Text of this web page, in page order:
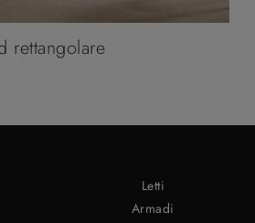
rettangolare
Letti
Armadi